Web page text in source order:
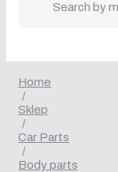
Home
/
Sklep
/
Car Parts
/
Body parts